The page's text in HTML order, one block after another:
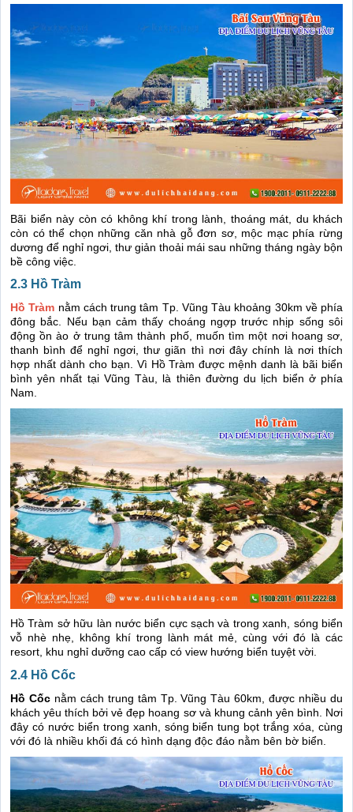
Bãi biển này còn có không khí trong lành, thoáng mát, du khách
còn có thể chọn những căn nhà gỗ đơn sơ, mộc mạc phía rừng
dương để nghỉ ngơi, thư giản thoải mái sau những tháng ngày bộn
bề công việc.
2.3 Hồ Tràm
Hồ Tràm nằm cách trung tâm Tp. Vũng Tàu khoảng 30km về phía
đông bắc. Nếu bạn cảm thấy choáng ngợp trước nhịp sống sôi
động ồn ào ở trung tâm thành phố, muốn tìm một nơi hoang sơ,
thanh bình để nghỉ ngơi, thư giãn thì nơi đây chính là nơi thích
hợp nhất dành cho bạn. Vì Hồ Tràm được mệnh danh là bãi biển
bình yên nhất tại Vũng Tàu, là thiên đường du lịch biển ở phía
Nam.
Hồ Tràm sở hữu làn nước biển cực sạch và trong xanh, sóng biển
vỗ nhè nhẹ, không khí trong lành mát mẻ, cùng với đó là các
resort, khu nghỉ dưỡng cao cấp có view hướng biển tuyệt vời.
2.4 Hồ Cốc
Hồ Cốcnằm cách trung tâm Tp. Vũng Tàu 60km, được nhiều du
khách yêu thích bởi vẻ đẹp hoang sơ và khung cảnh yên bình. Nơi
đây có nước biển trong xanh, sóng biển tung bọt trắng xóa, cùng
với đó là nhiều khối đá có hình dạng độc đáo nằm bên bờ biển.